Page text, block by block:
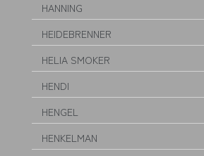
HANNING
HEIDEBRENNER
HELIA SMOKER
HENDI
HENGEL
HENKELMAN